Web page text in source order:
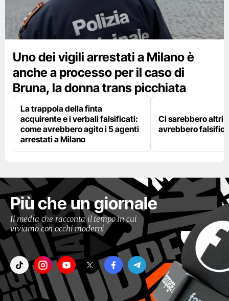
Uno dei vigili arrestati a Milano è
anche a processo per il caso di
Bruna, la donna trans picchiata
La trappola della finta
acquirente e i verbali falsificati:
come avrebbero agito i 5 agenti
arrestati a Milano
Ci sarebbero altri
avrebbero
Più che un giornale
Il media che racconta il tempo in cui
viviamo con occhi moderni